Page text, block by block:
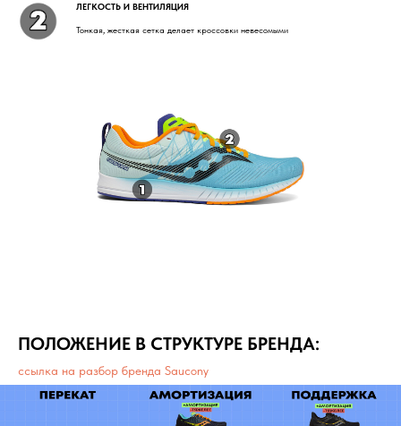
ЛЕГКОСТЬ И ВЕНТИЛЯЦИЯ
Тонкая, жесткая сетка делает кроссовки невесомыми
ПОЛОЖЕНИЕ В СТРУКТУРЕ БРЕНДА:
ссылка на разбор бренда Saucony